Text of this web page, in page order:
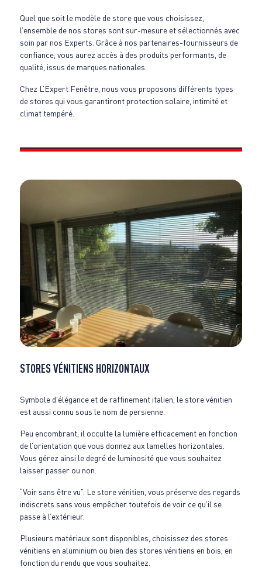
Quel que soit le modèle de store que vous choisissez,
l’ensemble de nos stores sont sur-mesure et sélectionnés avec
soin par nos Experts. Grâce à nos partenaires-fournisseurs de
confiance, vous aurez accès à des produits performants, de
qualité, issus de marques nationales.
Chez L’Expert Fenêtre, nous vous proposons différents types
de stores qui vous garantiront protection solaire, intimité et
climat tempéré.
STORES VÉNITIENS HORIZONTAUX
Symbole d’élégance et de raffinement italien, le store vénitien
est aussi connu sous le nom de persienne.
Peu encombrant, il occulte la lumière efficacement en fonction
de l’orientation que vous donnez aux lamelles horizontales.
Vous gérez ainsi le degré de luminosité que vous souhaitez
laisser passer ou non.
“Voir sans être vu”. Le store vénitien, vous préserve des regards
indiscrets sans vous empêcher toutefois de voir ce qu’il se
passe à l’extérieur.
Plusieurs matériaux sont disponibles, choisissez des stores
vénitiens en aluminium ou bien des stores vénitiens en bois, en
fonction du rendu que vous souhaitez.